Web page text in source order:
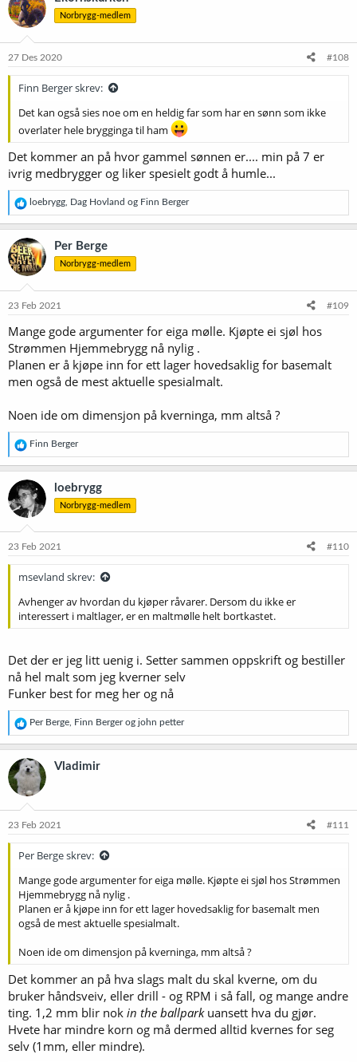
Norbrygg-medlem
27 Des 2020 #108
Finn Berger skrev:
Det kan også sies noe om en heldig far som har en sønn som ikke
overlater hele brygginga til ham
Det kommer an på hvor gammel sønnen er.... min på 7 er
ivrig medbrygger og liker spesielt godt å humle...
R
e
a
k
s
j
o
e
:
loebrygg Dag Hovland og Finn Berger
Per Berge
Norbrygg-medlem
23 Feb 2021 #109
Mange gode argumenter for eiga mølle. Kjøpte ei sjøl hos
Strømmen Hjemmebrygg nå nylig .
Planen er å kjøpe inn for ett lager hovedsaklig for basemalt
men også de mest aktuelle spesialmalt.
Noen ide om dimensjon på kverninga, mm altså ?
R
e
a
k
s
j
o
e
Finn Berger
loebrygg
Norbrygg-medlem
23 Feb 2021 #110
msevland skrev:
Avhenger av hvordan du kjøper råvarer. Dersom du ikke er
interessert i maltlager, er en maltmølle helt bortkastet.
Det der er jeg litt uenig i. Setter sammen oppskrift og bestiller
nå hel malt som jeg kverner selv
Funker best for meg her og nå
R
e
a
k
s
o
e
Per Berge Finn Bergerog john petter
Vladimir
23 Feb 2021 #111
Per Berge skrev:
Mange gode argumenter for eiga mølle. Kjøpte ei sjøl hos Strømmen
Hjemmebrygg nå nylig .
Planen er å kjøpe inn for ett lager hovedsaklig for basemalt men
også de mest aktuelle spesialmalt.
Noen ide om dimensjon på kverninga, mm altså ?
Det kommer an på hva slags malt du skal kverne, om du
bruker håndsveiv, eller drill - og RPM i så fall, og mange andre
ting. 1,2 mm blir nok in the ballpark uansett hva du gjør.
Hvete har mindre korn og må dermed alltid kvernes for seg
selv (1mm, eller mindre).